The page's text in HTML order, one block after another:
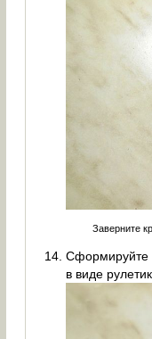
Заверните
Сформируйте
в виде